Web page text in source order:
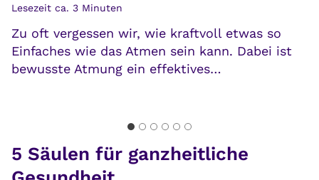
Lesezeit ca. 3 Minuten
Wenn du dein Leben wieder haben willst,
solltest du diesen Artikel über Digital Detox
lesen. Das Smartphone & Co. haben…
5 Säulen für ganzheitliche